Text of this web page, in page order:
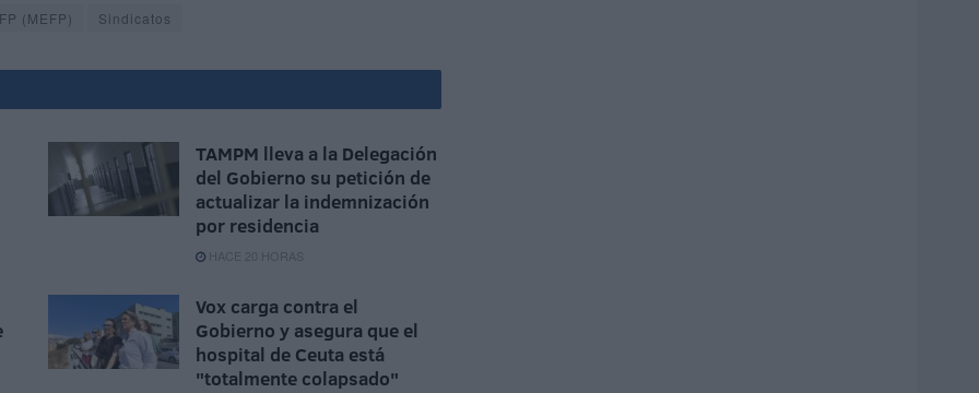
(MEFP) Sindicatos
TAMPM lleva a la Delegación
del Gobierno su petición de
actualizar la indemnización
por residencia
HACE 20 HORAS
Vox carga contra el
Gobierno y asegura que el
hospital de Ceuta está
"totalmente colapsado"